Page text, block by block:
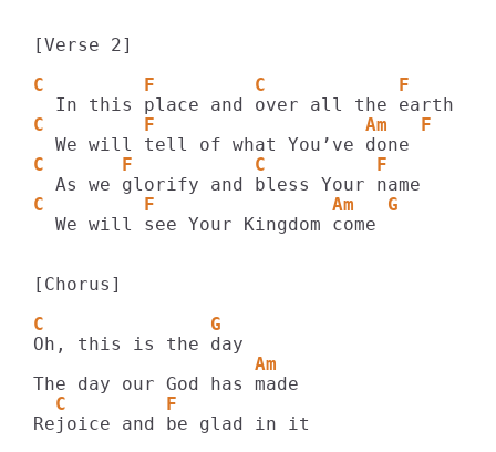
[Verse 2]
C         F         C            F
C         F                   Am   F
C       F           C          F
C         F                Am   G
  We will see Your Kingdom come
[Chorus]
C               G
                    Am
  C         F
Rejoice and be glad in it